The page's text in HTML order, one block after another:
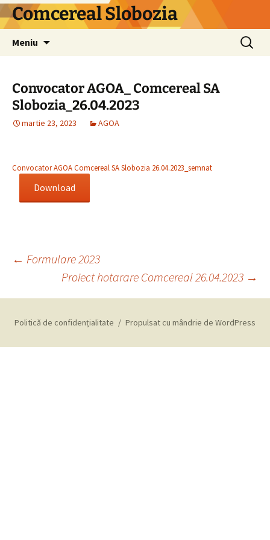
Comcereal Slobozia
Meniu
Caută
după:
Convocator AGOA_ Comcereal SA
Slobozia_26.04.2023
martie 23, 2023 AGOA
Convocator AGOA Comcereal SA Slobozia 26.04.2023_semnat
Download
Navigare
în
articole
← Formulare 2023
Proiect hotarare Comcereal 26.04.2023 →
Politică de confidențialitate Propulsat cu mândrie de WordPress